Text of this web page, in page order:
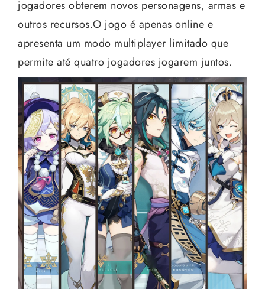
jogadores obterem novos personagens, armas e
outros recursos.O jogo é apenas online e
apresenta um modo multiplayer limitado que
permite até quatro jogadores jogarem juntos.